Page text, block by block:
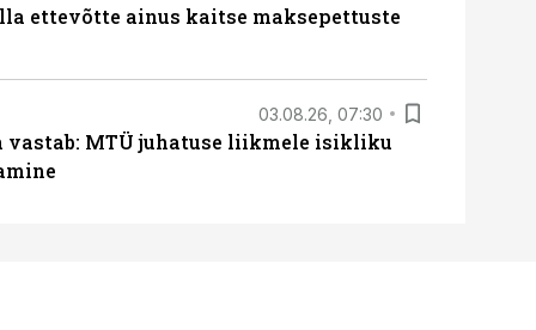
ettevõtte ainus kaitse maksepettuste
03.08.26, 07:30
vastab: MTÜ juhatuse liikmele isikliku